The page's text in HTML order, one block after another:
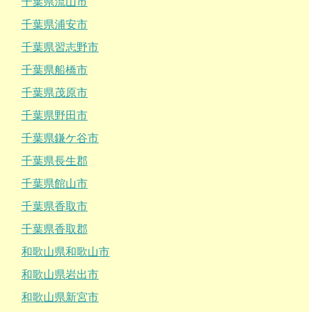
千葉県浦安市
千葉県習志野市
千葉県船橋市
千葉県茂原市
千葉県野田市
千葉県鎌ケ谷市
千葉県長生郡
千葉県館山市
千葉県香取市
千葉県香取郡
和歌山県和歌山市
和歌山県岩出市
和歌山県新宮市